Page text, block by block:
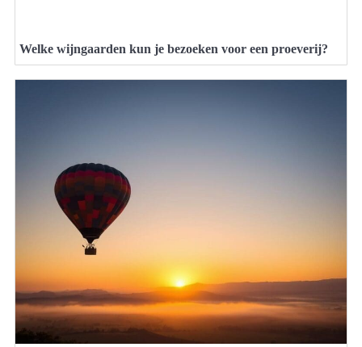
Welke wijngaarden kun je bezoeken voor een proeverij?